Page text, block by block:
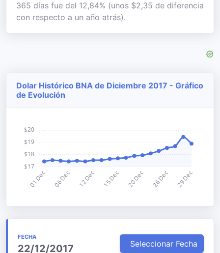
365 días fue del 12,84% (unos $2,35 de diferencia
con respecto a un año atrás).
Dolar Histórico BNA de Diciembre 2017 - Gráfico
de Evolución
FECHA
22/12/2017 Seleccionar Fecha